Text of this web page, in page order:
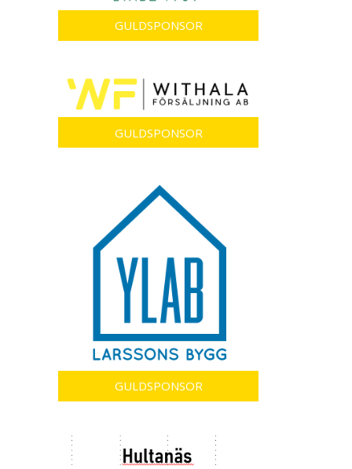
GULDSPONSOR
GULDSPONSOR
GULDSPONSOR